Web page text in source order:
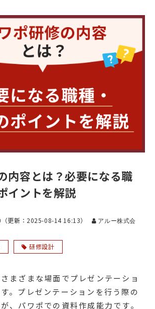
内容とは？必要になる職
イントを解説
（更新： 2025-08-14 16:13）
アルー株式会
研修設計
まざまな場面でプレゼンテーショ
。プレゼンテーションを行う際の
、パワポでの資料作成能力です。